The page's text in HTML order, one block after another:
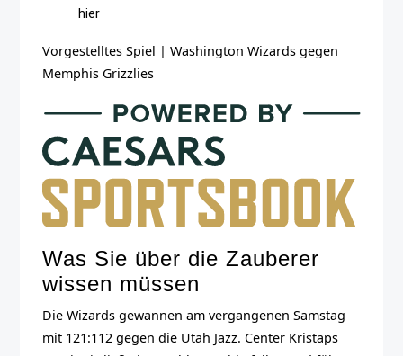
hier
Vorgestelltes Spiel | Washington Wizards gegen
Memphis Grizzlies
Was Sie über die Zauberer
wissen müssen
Die Wizards gewannen am vergangenen Samstag
mit 121:112 gegen die Utah Jazz. Center Kristaps